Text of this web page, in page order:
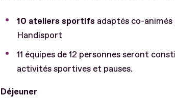
10 ateliers sportifs adaptés co-animés
Handisport
11 équipes de 12 personnes seront
activités sportives et pauses.
Déjeuner